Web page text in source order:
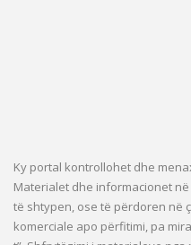
Ky portal kontrollohet dhe
Materialet dhe informacionet
të shtypen, ose të përdoren në
komerciale apo përfitimi, pa